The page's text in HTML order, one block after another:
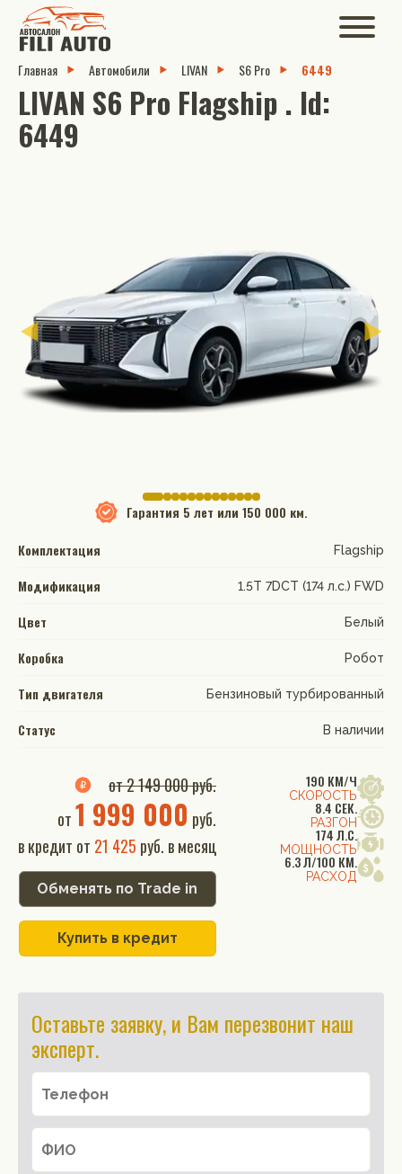
Главная Автомобили LIVAN S6 Pro 6449
LIVAN S6 Pro Flagship . Id:
6449
Гарантия 5 лет или 150 000 км.
Комплектация
Flagship
Модификация 1.5T 7DCT (174 л.с.) FWD
Цвет Белый
Коробка Робот
Тип двигателя Бензиновый турбированный
Статус В наличии
190 КМ/Ч
СКОРОСТЬ
8.4 СЕК.
РАЗГОН
174 Л.С.
МОЩНОСТЬ
6.3 Л/100 КМ.
РАСХОД
от 2 149 000 руб.
от1 999 000 руб.
в кредит от 21 425 руб. в месяц
Обменять по Trade in
Купить в кредит
Оставьте заявку, и Вам перезвонит наш
эксперт.